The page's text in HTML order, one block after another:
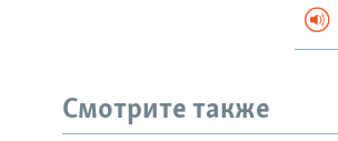
Смотрите также